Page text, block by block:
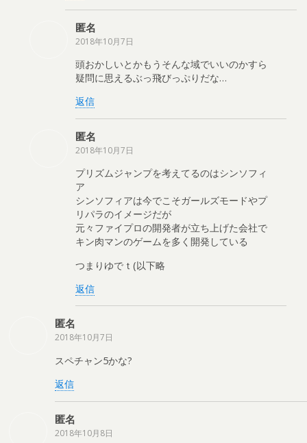
匿名
2018年10月7日
頭おかしいとかもうそんな域でいいのかすら
疑問に思えるぶっ飛びっぷりだな…
返信
匿名
2018年10月7日
プリズムジャンプを考えてるのはシンソフィ
ア
シンソフィアは今でこそガールズモードやプ
リパラのイメージだが
元々ファイプロの開発者が立ち上げた会社で
キン肉マンのゲームを多く開発している
つまりゆでｔ(以下略
返信
匿名
2018年10月7日
スペチャン5かな?
返信
匿名
2018年10月8日